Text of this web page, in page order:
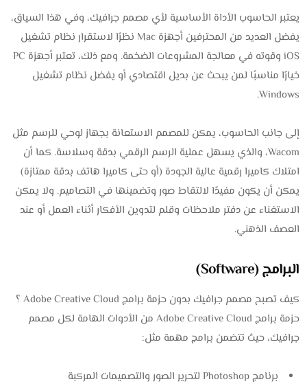
يعتبر الحاسوب الأداة الأساسية لأي مصمم جرافيك، وفي هذا السياق،
يفضل العديد من المحترفين أجهزة Mac نظرًا لاستقرار نظام تشغيل
iOS وقوته في معالجة المشروعات الضخمة. ومع ذلك، تعتبر أجهزة PC
خيارًا مناسبًا لمن يبحث عن بديل اقتصادي أو يفضل نظام تشغيل
Windows.
إلى جانب الحاسوب، يمكن للمصمم الاستعانة بجهاز لوحي للرسم مثل
Wacom، والذي يسهل عملية الرسم الرقمي بدقة وسلاسة. كما أن
امتلاك كاميرا رقمية عالية الجودة (أو حتى كاميرا هاتف بدقة ممتازة)
يمكن أن يكون مفيدًا لالتقاط صور وتضمينها في التصاميم. ولا يمكن
الاستغناء عن دفتر ملاحظات وقلم لتدوين الأفكار أثناء العمل أو عند
العصف الذهني.
البرامج (Software)
كيف تصبح مصمم جرافيك بدون حزمة برامج Adobe Creative Cloud ؟
حزمة برامج Adobe Creative Cloud من الأدوات الهامة لكل مصمم
جرافيك، حيث تتضمن برامج مهمة مثل:
برنامج Photoshop لتحرير الصور والتصميمات المركبة